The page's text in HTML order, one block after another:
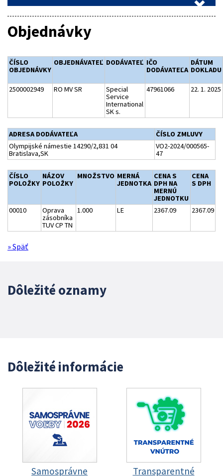
Objednávky
ČÍSLO
OBJEDNÁVKY
OBJEDNÁVATEĽ DODÁVATEĽ IČO
DODÁVATEĽA
DÁTUM
DOKLADU
2500002949 RO MV SR
Special
Service
International
SK s.
47961066 22. 1. 2025
ADRESA DODÁVATEĽA
ČÍSLO ZMLUVY
Olympijské námestie 14290/2,831 04
Bratislava,SK
VO2-2024/000565-
47
ČÍSLO
POLOŽKY
NÁZOV
POLOŽKY
MNOŽSTVO MERNÁ
JEDNOTKA
CENA S
DPH NA
MERNÚ
JEDNOTKU
CENA
S DPH
00010
Oprava
zásobníka
TUV CP TN
1.000 LE 2367.09 2367.09
» Späť
Dôležité oznamy
Dôležité informácie
Samosprávne
Transparentné